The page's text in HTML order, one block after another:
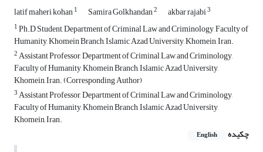
latif maheri kohan1 Samira Golkhandan2 akbar rajabi3
1Ph.D Student, Department of Criminal Law and Criminology, Faculty of
Humanity, Khomein Branch, Islamic Azad University, Khomein, Iran.
2Assistant Professor, Department of Criminal Law and Criminology,
Faculty of Humanity, Khomein Branch, Islamic Azad University,
Khomein, Iran. (Corresponding Author)
3Assistant Professor, Department of Criminal Law and Criminology,
Faculty of Humanity, Khomein Branch, Islamic Azad University,
Khomein, Iran.
چکیده
English